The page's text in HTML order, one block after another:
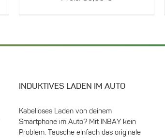
INDUKTIVES LADEN IM AUTO
Kabelloses Laden von deinem
Smartphone im Auto? Mit INBAY kein
Problem. Tausche einfach das originale